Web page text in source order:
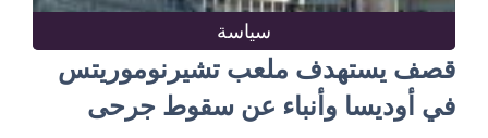
سياسة
قصف يستهدف ملعب تشيرنوموريتس
في أوديسا وأنباء عن سقوط جرحى